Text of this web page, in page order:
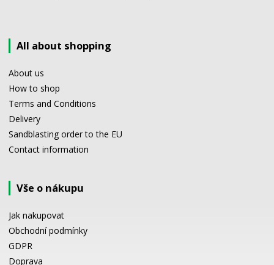
All about shopping
About us
How to shop
Terms and Conditions
Delivery
Sandblasting order to the EU
Contact information
Vše o nákupu
Jak nakupovat
Obchodní podmínky
GDPR
Doprava